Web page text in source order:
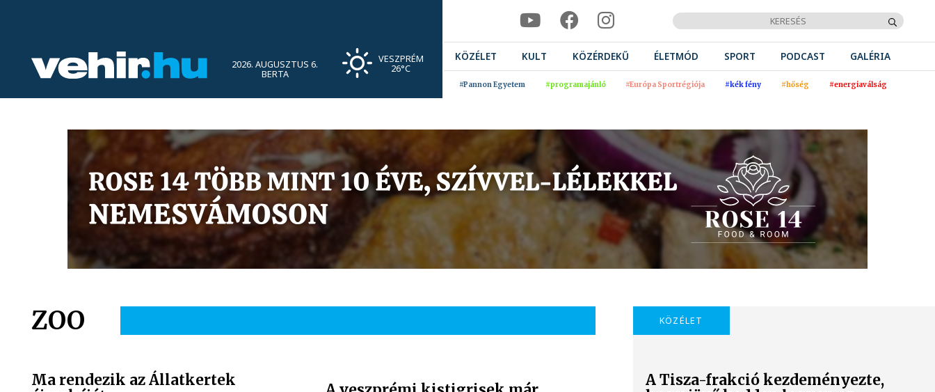
2026. AUGUSZTUS 6.
BERTA
VESZPRÉM
26°C
KÖZÉLET KULT KÖZÉRDEKŰ ÉLETMÓD SPORT PODCAST GALÉRIA
#Pannon Egyetem #programajánló #Európa Sportrégiója #kék fény #hőség #energiaválság
ZOO
Ma rendezik az Állatkertek
KÖZÉLET
A Tisza-frakció kezdeményezte,